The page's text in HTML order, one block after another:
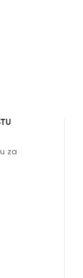
za